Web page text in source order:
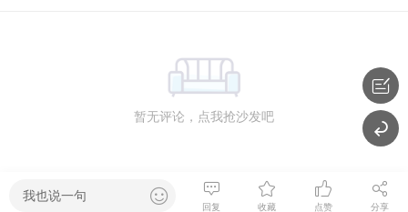
暂无评论，点我抢沙发吧
我也说一句
回复 收藏 点赞 分享